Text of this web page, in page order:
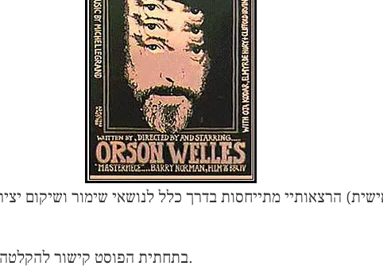
הרצאותיי מתייחסות בדרך כלל לנושאי שימור ושיקום
בתחתית הפוסט קישור להקלטה בת כ 20 דקות מהרצאתי בבית אבא חושי בחיפה.